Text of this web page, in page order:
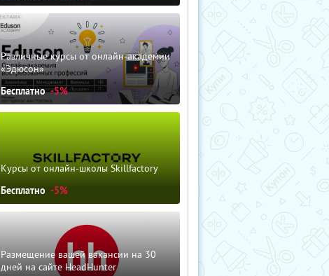
Различные курсы от онлайн-академии
«Эдюсон»
Бесплатно -5%
Курсы от онлайн-школы Skillfactory
Бесплатно -5%
Размещение вашей вакансии на 30
дней на сайте HeadHunter